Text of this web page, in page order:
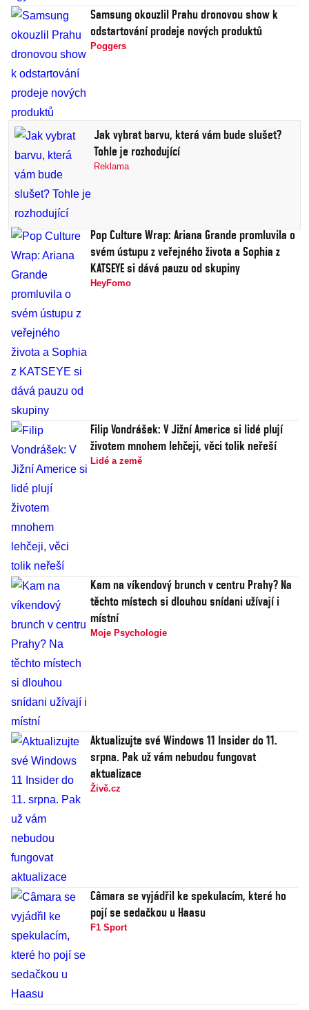
Samsung okouzlil Prahu dronovou show k
odstartování prodeje nových produktů
Poggers
Jak vybrat barvu, která vám bude slušet?
Tohle je rozhodující
Reklama
Pop Culture Wrap: Ariana Grande promluvila o
svém ústupu z veřejného života a Sophia z
KATSEYE si dává pauzu od skupiny
HeyFomo
Filip Vondrášek: V Jižní Americe si lidé plují
životem mnohem lehčeji, věci tolik neřeší
Lidé a země
Kam na víkendový brunch v centru Prahy? Na
těchto místech si dlouhou snídani užívají i
místní
Moje Psychologie
Aktualizujte své Windows 11 Insider do 11.
srpna. Pak už vám nebudou fungovat
aktualizace
Živě.cz
Câmara se vyjádřil ke spekulacím, které ho
pojí se sedačkou u Haasu
F1 Sport